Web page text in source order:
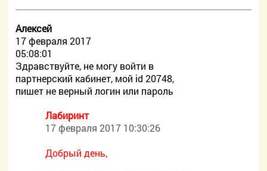
Алексей
17 февраля 2017
05:08:01
Здравствуйте, не могу войти в
партнерский кабинет, мой id 20748,
пишет не верный логин или пароль
Лабиринт
17 февраля 2017 10:30:26
Добрый день,